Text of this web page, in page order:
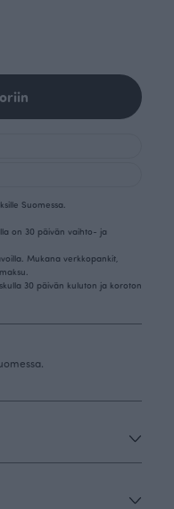
Suomessa.
on 30 päivän vaihto- ja
Mukana verkkopankit,
30 päivän kuluton ja koroton